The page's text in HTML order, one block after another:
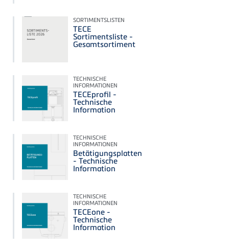
SORTIMENTSLISTEN
TECE
Sortimentsliste -
Gesamtsortiment
TECHNISCHE
INFORMATIONEN
TECEprofil -
Technische
Information
TECHNISCHE
INFORMATIONEN
Betätigungsplatten
- Technische
Information
TECHNISCHE
INFORMATIONEN
TECEone -
Technische
Information